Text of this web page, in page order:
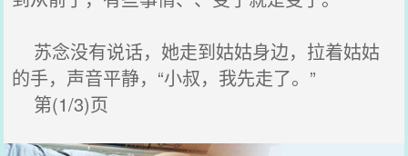
苏念没有说话，她走到姑姑身边，拉着姑姑
的手，声音平静，“小叔，我先走了。”
第(1/3)页